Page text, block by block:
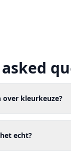
over kleurkeuze?
echt?